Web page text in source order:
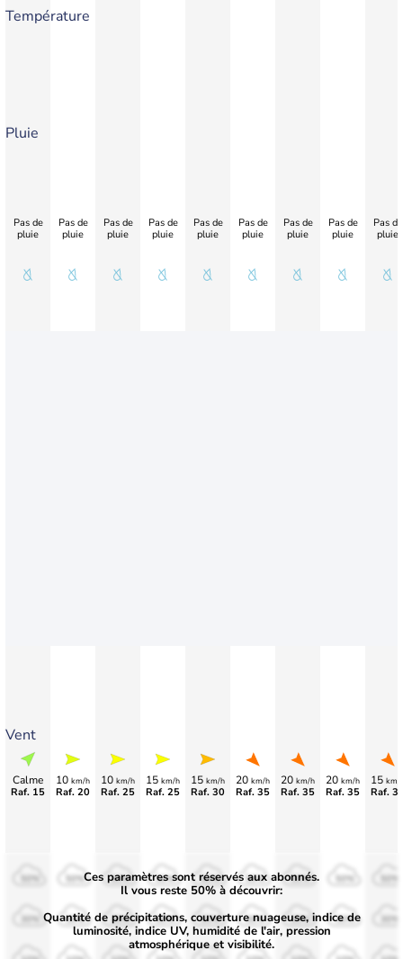
Température
Pluie
Vent
Pas de
pluie
Calme
Raf. 15
Pas de
pluie
10 km/h
Raf. 20
Pas de
pluie
10 km/h
Raf. 25
Pas de
pluie
15 km/h
Raf. 25
Pas de
pluie
15 km/h
Raf. 30
Pas de
pluie
20 km/h
Raf. 35
Pas de
pluie
20 km/h
Raf. 35
Pas de
pluie
20 km/h
Raf. 35
Pas de
pluie
15 km/
Raf.
50%
30%
50%
30%
50%
30%
50%
30%
50%
30%
50%
30%
50%
30%
Ces paramètres sont réservés aux abonnés.
Il vous reste 50% à découvrir:
Quantité de précipitations, couverture nuageuse, indice de
luminosité, indice UV, humidité de l'air, pression
atmosphérique et visibilité.